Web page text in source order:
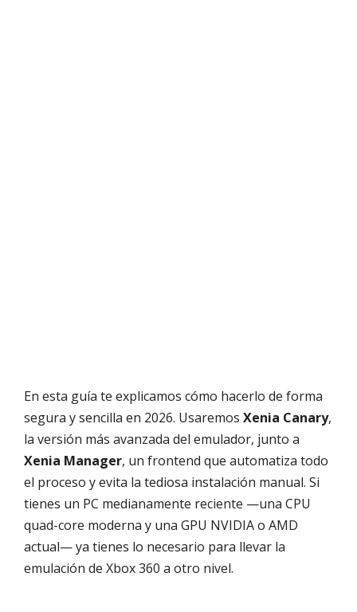
En esta guía te explicamos cómo hacerlo de forma
segura y sencilla en 2026. Usaremos Xenia Canary,
la versión más avanzada del emulador, junto a
Xenia Manager, un frontend que automatiza todo
el proceso y evita la tediosa instalación manual. Si
tienes un PC medianamente reciente —una CPU
quad-core moderna y una GPU NVIDIA o AMD
actual— ya tienes lo necesario para llevar la
emulación de Xbox 360 a otro nivel.